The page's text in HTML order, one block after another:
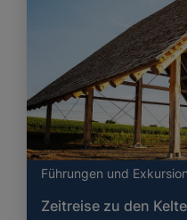
Führungen und
Zeitreise zu den